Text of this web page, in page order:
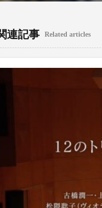
連記事 Related articles